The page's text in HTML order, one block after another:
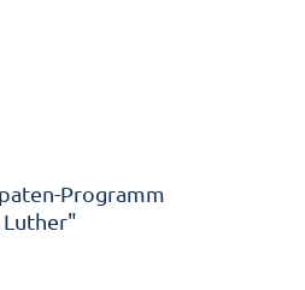
Programm